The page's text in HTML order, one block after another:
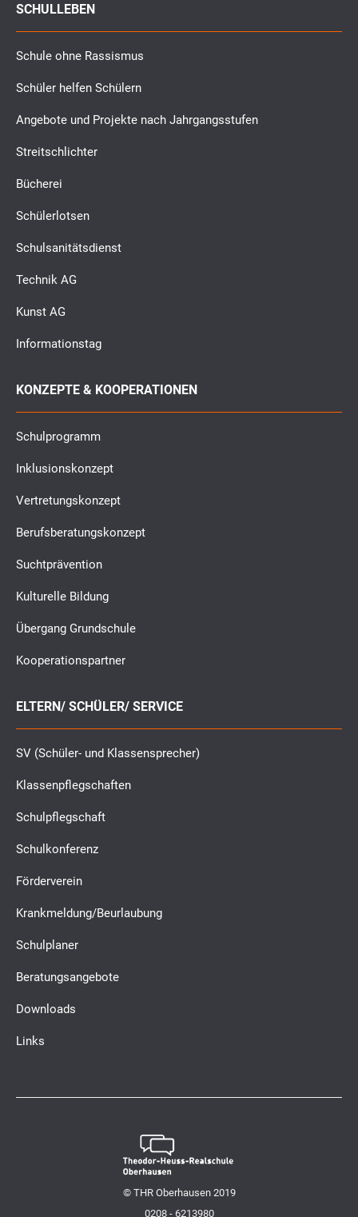
SCHULLEBEN
Schule ohne Rassismus
Schüler helfen Schülern
Angebote und Projekte nach Jahrgangsstufen
Streitschlichter
Bücherei
Schülerlotsen
Schulsanitätsdienst
Technik AG
Kunst AG
Informationstag
KONZEPTE & KOOPERATIONEN
Schulprogramm
Inklusionskonzept
Vertretungskonzept
Berufsberatungskonzept
Suchtprävention
Kulturelle Bildung
Übergang Grundschule
Kooperationspartner
ELTERN/ SCHÜLER/ SERVICE
SV (Schüler- und Klassensprecher)
Klassenpflegschaften
Schulpflegschaft
Schulkonferenz
Förderverein
Krankmeldung/Beurlaubung
Schulplaner
Beratungsangebote
Downloads
Links
© THR Oberhausen 2019
0208 - 6213980